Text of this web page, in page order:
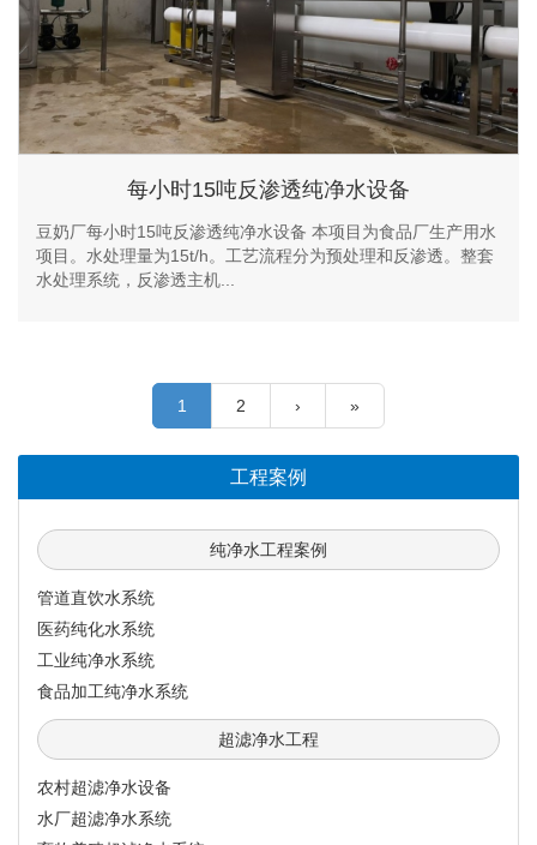
每小时15吨反渗透纯净水设备
豆奶厂每小时15吨反渗透纯净水设备 本项目为食品厂生产用水
项目。水处理量为15t/h。工艺流程分为预处理和反渗透。整套
水处理系统，反渗透主机...
1 2 › »
工程案例
纯净水工程案例
管道直饮水系统
医药纯化水系统
工业纯净水系统
食品加工纯净水系统
超滤净水工程
农村超滤净水设备
水厂超滤净水系统